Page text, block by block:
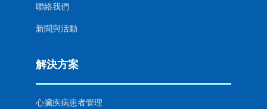
聯絡我們
新聞與活動
解決方案
心臟疾病患者管理